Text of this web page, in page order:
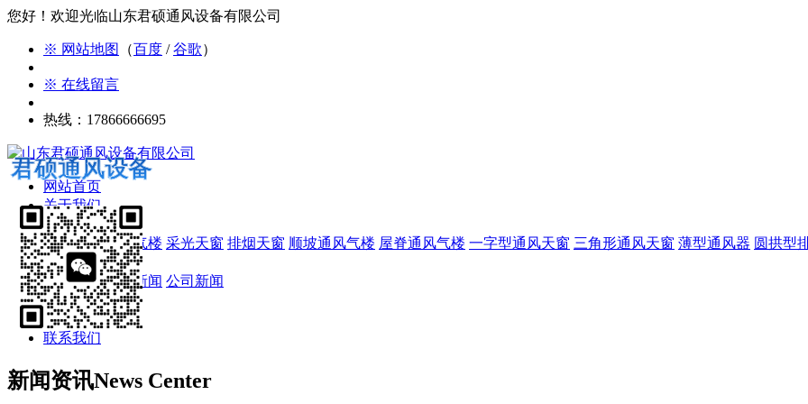
您好！欢迎光临山东君硕通风设备有限公司
※ 网站地图 （百度 /谷歌）
※ 在线留言
热线：17866666695
网站首页
关于我们
产品展示
通风天窗 通风气楼 采光天窗 排烟天窗 顺坡通风气楼 屋脊通风气楼 一字型通风天窗 三角形通风天窗 薄型通风器 圆拱型
新闻资讯
产品知识 行业新闻 公司新闻
工程案例
安装现场
联系我们
新闻资讯News Center
君硕通风设备